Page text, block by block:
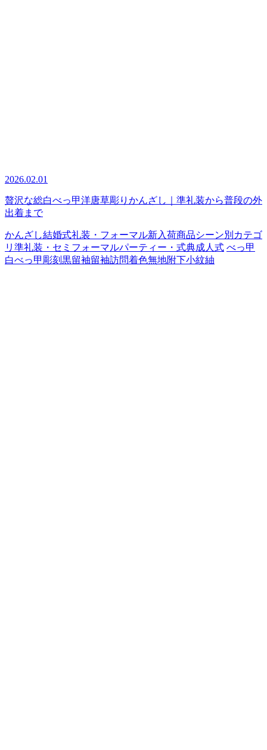
2026.02.01
贅沢な総白べっ甲洋唐草彫りかんざし｜準礼装から普段の外
出着まで
かんざし結婚式礼装・フォーマル新入荷商品シーン別カテゴ
リ 準礼装・セミフォーマルパーティー・式典成人式 べっ甲
白べっ甲 彫刻 黒留袖留袖訪問着色無地附下小紋紬